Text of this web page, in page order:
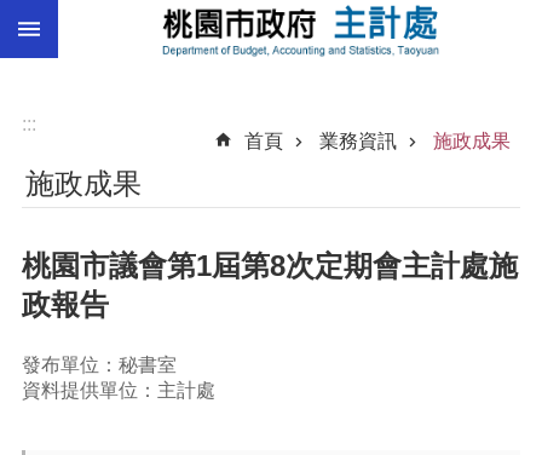
跳到主要內容區塊
計
決
算
階
搜
:::
首頁
業務資訊 施政成果
施政成果
桃園市議會第1屆第8次定期會主計處施
政報告
發布單位：秘書室
資料提供單位：主計處